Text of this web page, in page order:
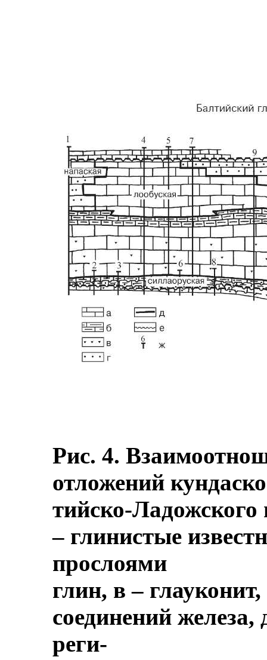
Рис. 4.
отложений
тийско-Ладожского
– глинистые
прослоями
глин, в –
соединений
реги-